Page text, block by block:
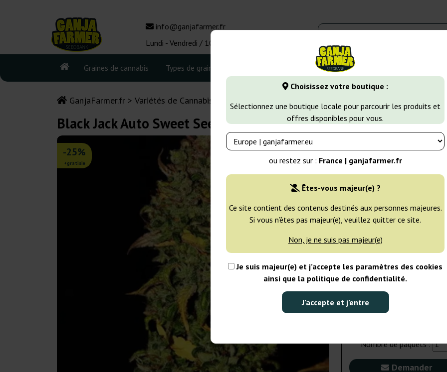
Choisissez votre boutique :
Sélectionnez une boutique locale pour parcourir les produits et
offres disponibles pour vous.
ou restez sur : France | ganjafarmer.fr
Êtes-vous majeur(e) ?
Ce site contient des contenus destinés aux personnes majeures.
Si vous n’êtes pas majeur(e), veuillez quitter ce site.
Non, je ne suis pas majeur(e)
Je suis majeur(e) et j’accepte les paramètres des cookies
ainsi que la politique de confidentialité.
J’accepte et j’entre
info@ganjafarmer.fr
Lundi - Vendredi / 10:00 - 16:00
Graines de cannabis Types de graines Variétés de cannabis
GanjaFarmer.fr Variétés de Cannabis
Black Jack Auto Sweet Seeds
-25%
+gratisie
Sweet Seeds
3 graines
NON DISPONIBLE 25% MOINS
5 graines
NON DISPONIBLE 25% MOINS
Nombre de paquets :
Demander